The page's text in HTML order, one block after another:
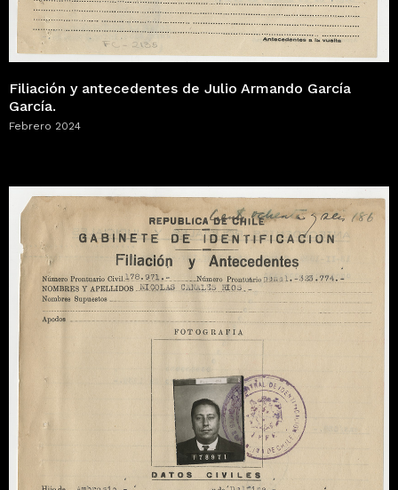
Filiación y antecedentes de Julio Armando García
García.
Febrero 2024